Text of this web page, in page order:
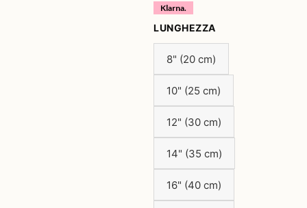
Klarna.
LUNGHEZZA
8" (20 cm)
10" (25 cm)
12" (30 cm)
14" (35 cm)
16" (40 cm)